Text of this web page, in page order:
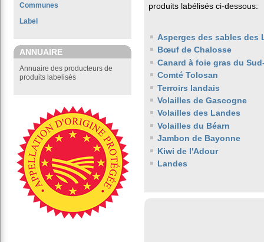
Communes
Label
ANNUAIRE
Annuaire des producteurs de
produits labelisés
produits labélisés ci-dessous:
Asperges des sables des
Bœuf de Chalosse
Canard à foie gras du
Comté Tolosan
Terroirs landais
Volailles de Gascogne
Volailles des Landes
Volailles du Béarn
Jambon de Bayonne
Kiwi de l'Adour
Landes